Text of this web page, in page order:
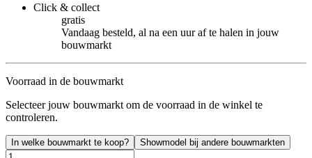
Click & collect
gratis
Vandaag besteld, al na een uur af te halen in jouw
bouwmarkt
Voorraad in de bouwmarkt
Selecteer jouw bouwmarkt om de voorraad in de winkel te
controleren.
In welke bouwmarkt te koop? Showmodel bij andere bouwmarkten